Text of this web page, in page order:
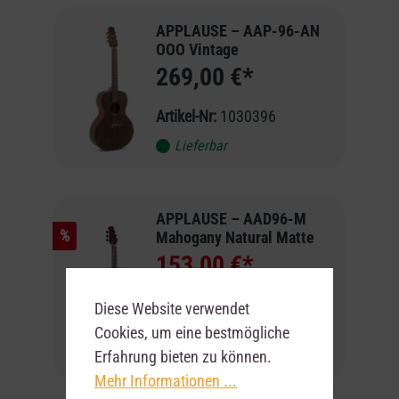
APPLAUSE – AAP-96-AN
OOO Vintage
269,00 €*
Artikel-Nr: 1030396
Lieferbar
%
APPLAUSE – AAD96-M
Mahogany Natural Matte
153,00 €*
Artikel-Nr:1030464
Lieferbar
Diese Website verwendet
Cookies, um eine bestmögliche
Erfahrung bieten zu können.
Mehr Informationen ...